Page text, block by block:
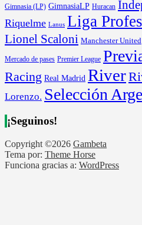
Gimnasia (LP) GimnasiaLP Huracan
Riquelme Lanus Liga
Lionel Scaloni Manchester United
Mercado de pases Premier League
Racing Real Madrid River
Lorenzo. Selección
¡Seguinos!
Copyright ©2026 Gambeta
Tema por: Theme Horse
Funciona gracias a: WordPress